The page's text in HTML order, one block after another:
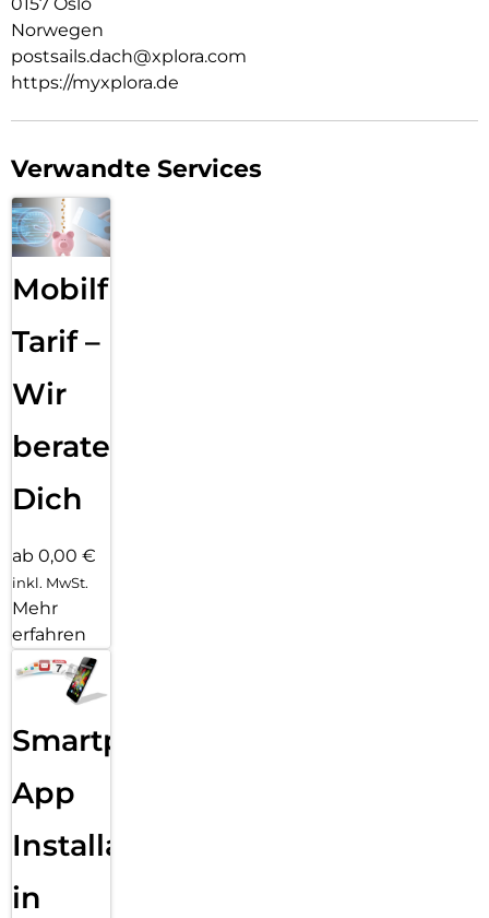
Norwegen
postsails.dach@xplora.com
https://myxplora.de
Verwandte Services
Mobilfunk
Tarif –
Wir
beraten
Dich
ab 0,00 €
inkl. MwSt.
Mehr
erfahren
Smartphone
App
Installation
in